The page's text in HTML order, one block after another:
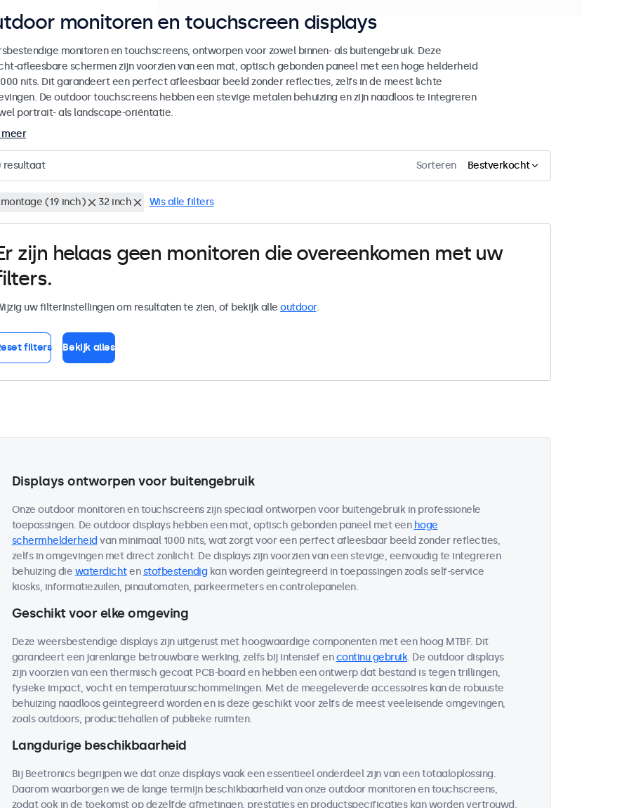
monitoren en touchscreen displays
monitoren en touchscreens, ontworpen voor zowel binnen- als buitengebruik. Deze
afleesbare schermen zijn voorzien van een mat, optisch gebonden paneel met een hoge helderheid
nits. Dit garandeert een perfect afleesbaar beeld zonder reflecties, zelfs in de meest lichte
De outdoor touchscreens hebben een stevige metalen behuizing en zijn naadloos te integreren
portrait- als landscape-oriëntatie.
meer
resultaat Sorteren Bestverkocht
(19 inch) 32 inch Wis alle filters
zijn helaas geen monitoren die overeenkomen met uw
uw filterinstellingen om resultaten te zien, of bekijk alle outdoor.
filters Bekijk alles
Displays ontworpen voor buitengebruik
Onze outdoor monitoren en touchscreens zijn speciaal ontworpen voor buitengebruik in professionele
toepassingen. De outdoor displays hebben een mat, optisch gebonden paneel met een hoge
schermhelderheid van minimaal 1000 nits, wat zorgt voor een perfect afleesbaar beeld zonder reflecties,
zelfs in omgevingen met direct zonlicht. De displays zijn voorzien van een stevige, eenvoudig te integreren
behuizing die waterdichtenstofbestendig kan worden geïntegreerd in toepassingen zoals self-service
kiosks, informatiezuilen, pinautomaten, parkeermeters en controlepanelen.
Geschikt voor elke omgeving
Deze weersbestendige displays zijn uitgerust met hoogwaardige componenten met een hoog MTBF. Dit
garandeert een jarenlange betrouwbare werking, zelfs bij intensief encontinu gebruik. De outdoor displays
zijn voorzien van een thermisch gecoat PCB-board en hebben een ontwerp dat bestand is tegen trillingen,
fysieke impact, vocht en temperatuurschommelingen. Met de meegeleverde accessoires kan de robuuste
behuizing naadloos geïntegreerd worden en is deze geschikt voor zelfs de meest veeleisende omgevingen,
zoals outdoors, productiehallen of publieke ruimten.
Langdurige beschikbaarheid
Bij Beetronics begrijpen we dat onze displays vaak een essentieel onderdeel zijn van een totaaloplossing.
Daarom waarborgen we de lange termijn beschikbaarheid van onze outdoor monitoren en touchscreens,
zodat ook in de toekomst op dezelfde afmetingen, prestaties en productspecificaties kan worden vertrouwd.